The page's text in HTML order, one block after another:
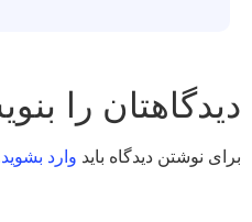
دیدگاهتان را
برای نوشتن دیدگاه باید وارد بشوید